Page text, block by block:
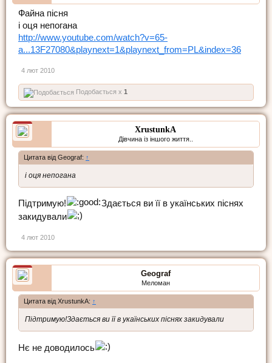
Файна пісня
і оця непогана
http://www.youtube.com/watch?v=65-
a...13F27080&playnext=1&playnext_from=PL&index=36
4 лют 2010
Подобається x 1
XrustunkA
Дівчина із іншого життя..
Цитата від Geograf: ↑
і оця непогана
Підтримую!
Здається ви її в укаїнських піснях
закидували
4 лют 2010
Geograf
Меломан
Цитата від XrustunkA: ↑
Підтримую!Здається ви її в укаїнських піснях закидували
Нє не доводилось